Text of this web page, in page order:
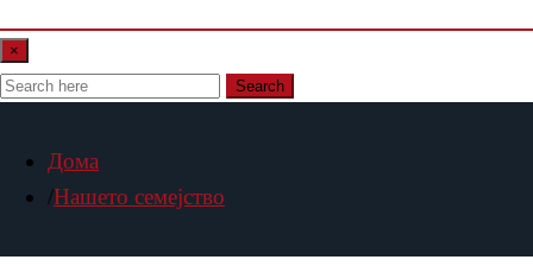
×
Search
Дома
Нашето семејство